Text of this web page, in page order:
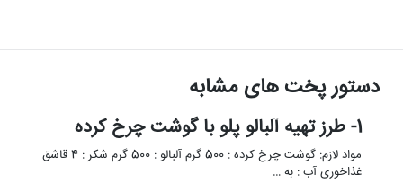
دستور پخت های مشابه
1- طرز تهیه آلبالو پلو با گوشت چرخ کرده
مواد لازم: گوشت چرخ کرده : 500 گرم آلبالو : 500 گرم شکر : 4 قاشق
غذاخوری آب : به …